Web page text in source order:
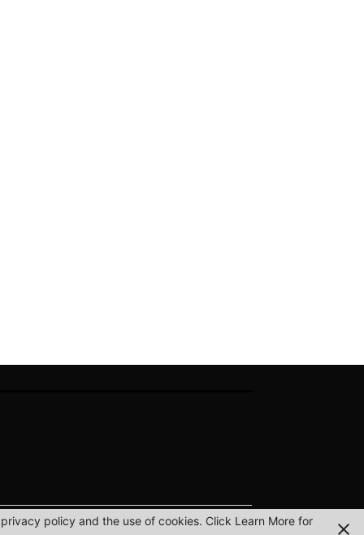
policy and the use of cookies. Click Learn More for